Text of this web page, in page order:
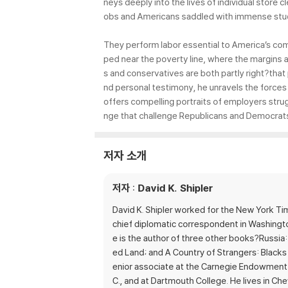
obs and Americans saddled with immense
They perform labor essential to America’s
ped near the poverty line, where the margins
s and conservatives are both partly
nd personal testimony, he unravels the
offers compelling portraits of employers
nge that challenge Republicans and
저자 소개
저자 : David K. Shipler
David K. Shipler worked for the New York
chief diplomatic correspondent in
e is the author of three other
ed Land; and A Country of Strangers:
enior associate at the Carnegie
C., and at Dartmouth College. He lives in